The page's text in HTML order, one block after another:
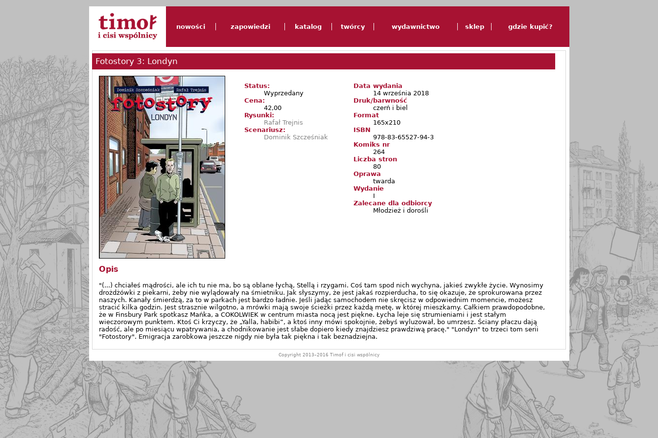
nowości zapowiedzi katalog twórcy wydawnictwo sklep gdzie kupić?
Fotostory 3: Londyn
Status:
Wyprzedany
Cena:
42,00
Rysunki:
Rafał Trejnis
Scenariusz:
Dominik Szcześniak
Data wydania
14 września 2018
Druk/barwność
czerń i biel
Format
165x210
ISBN
978-83-65527-94-3
Komiks nr
264
Liczba stron
80
Oprawa
twarda
Wydanie
I
Zalecane dla odbiorcy
Młodzież i dorośli
Opis
"(...) chciałeś mądrości, ale ich tu nie ma, bo są oblane łychą, Stellą i rzygami. Coś tam spod nich wychyna, jakieś zwykłe życie. Wynosimy
drożdżówki z piekarni, żeby nie wylądowały na śmietniku. Jak słyszymy, że jest jakaś rozpierducha, to się okazuje, że sprokurowana przez
naszych. Kanały śmierdzą, za to w parkach jest bardzo ładnie. Jeśli jadąc samochodem nie skręcisz w odpowiednim momencie, możesz
stracić kilka godzin. Jest strasznie wilgotno, a mrówki mają swoje ścieżki przez każdą metę, w której mieszkamy. Całkiem prawdopodobne,
że w Finsbury Park spotkasz Mańka, a COKOLWIEK w centrum miasta nocą jest piękne. Łycha leje się strumieniami i jest stałym
wieczorowym punktem. Ktoś Ci krzyczy, że „Yalla, habibi”, a ktoś inny mówi spokojnie, żebyś wyluzował, bo umrzesz. Ściany płaczu dają
radość, ale po miesiącu wpatrywania, a chodnikowanie jest słabe dopiero kiedy znajdziesz prawdziwą pracę." "Londyn" to trzeci tom serii
"Fotostory". Emigracja zarobkowa jeszcze nigdy nie była tak piękna i tak beznadziejna.
Copyright 2013–2016 Timof i cisi wspólnicy